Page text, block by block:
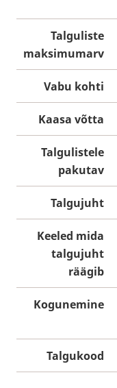
Talguliste
maksimumarv
Vabu kohti
Kaasa võtta
Talgulistele
pakutav
Talgujuht
Keeled mida
talgujuht
räägib
Kogunemine
Talgukood